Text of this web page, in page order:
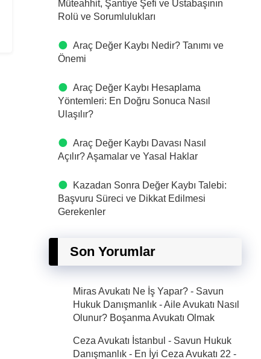
Müteahhit, Şantiye Şefi ve Ustabaşının
Rolü ve Sorumlulukları
Araç Değer Kaybı Nedir? Tanımı ve
Önemi
Araç Değer Kaybı Hesaplama
Yöntemleri: En Doğru Sonuca Nasıl
Ulaşılır?
Araç Değer Kaybı Davası Nasıl
Açılır? Aşamalar ve Yasal Haklar
Kazadan Sonra Değer Kaybı Talebi:
Başvuru Süreci ve Dikkat Edilmesi
Gerekenler
Son Yorumlar
Miras Avukatı Ne İş Yapar? - Savun
Hukuk Danışmanlık -Aile Avukatı Nasıl
Olunur? Boşanma Avukatı Olmak
Ceza Avukatı İstanbul - Savun Hukuk
Danışmanlık - En İyi Ceza Avukatı 22 -